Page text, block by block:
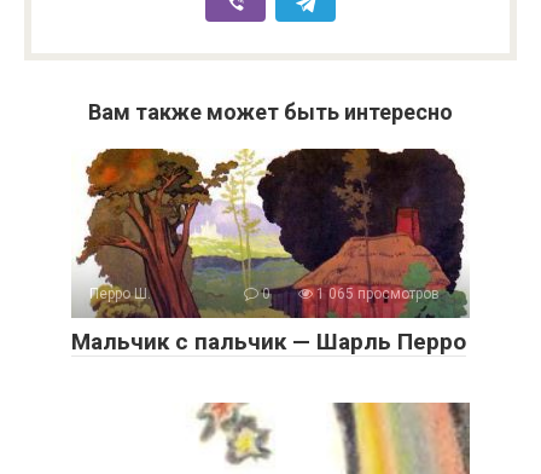
Вам также может быть интересно
Перро Ш. 0 1 065 просмотров
Мальчик с пальчик — Шарль Перро